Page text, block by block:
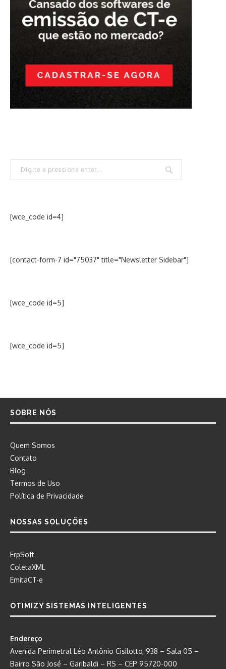
[wce_code id=4]
[contact-form-7 id="75037" title="Newsletter Sidebar"]
[wce_code id=5]
[wce_code id=5]
SOBRE NÓS
Quem Somos
Contato
Blog
Termos de Uso
Política de Privacidade
NOSSAS SOLUÇÕES
ErpSoft
ColetaXML
EmitaCT-e
OTIMIZY SISTEMAS INTELIGENTES
Endereço
Avenida Perimetral Léo Antônio Cisilotto, 938 – Sala 05 –
Bairro São José – Garibaldi – RS – CEP 95720-000